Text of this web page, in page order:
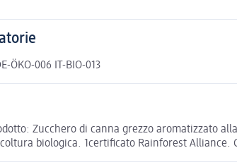
ÖKO-006 IT-BIO-013
Zucchero di canna grezzo aromatizzato
biologica. 1certificato Rainforest